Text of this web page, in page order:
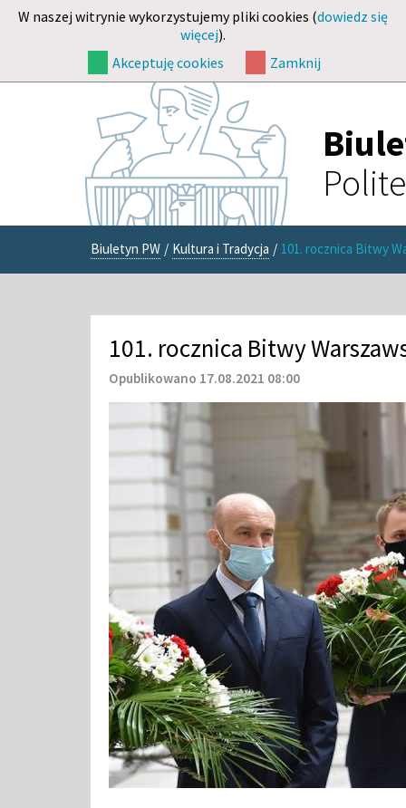
W naszej witrynie wykorzystujemy pliki cookies (dowiedz się
więcej).
Akceptuję cookies
Zamknij
Biuletyn PW / Kultura i Tradycja / 101. rocznica Bitwy
101. rocznica Bitwy
Opublikowano 17.08.2021 08:00